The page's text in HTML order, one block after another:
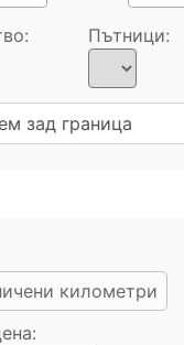
Пътници:
зад граница
километри